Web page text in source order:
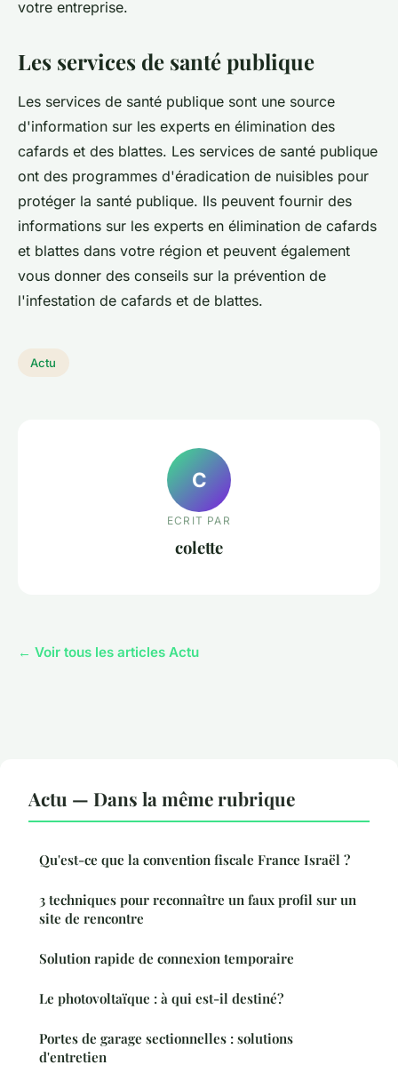
votre entreprise.
Les services de santé publique
Les services de santé publique sont une source
d'information sur les experts en élimination des
cafards et des blattes. Les services de santé publique
ont des programmes d'éradication de nuisibles pour
protéger la santé publique. Ils peuvent fournir des
informations sur les experts en élimination de cafards
et blattes dans votre région et peuvent également
vous donner des conseils sur la prévention de
l'infestation de cafards et de blattes.
Actu
C
ECRIT PAR
colette
← Voir tous les articles Actu
Actu — Dans la même rubrique
Qu'est-ce que la convention fiscale France Israël ?
3 techniques pour reconnaître un faux profil sur un
site de rencontre
Solution rapide de connexion temporaire
Le photovoltaïque : à qui est-il destiné?
Portes de garage sectionnelles : solutions
d'entretien